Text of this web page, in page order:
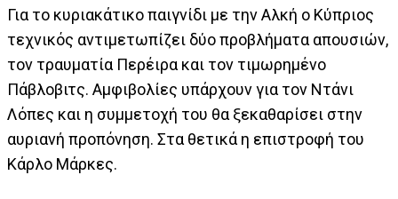
Για το κυριακάτικο παιγνίδι με την Αλκή ο Κύπριος
τεχνικός αντιμετωπίζει δύο προβλήματα απουσιών,
τον τραυματία Περέιρα και τον τιμωρημένο
Πάβλοβιτς. Αμφιβολίες υπάρχουν για τον Ντάνι
Λόπες και η συμμετοχή του θα ξεκαθαρίσει στην
αυριανή προπόνηση. Στα θετικά η επιστροφή του
Κάρλο Μάρκες.